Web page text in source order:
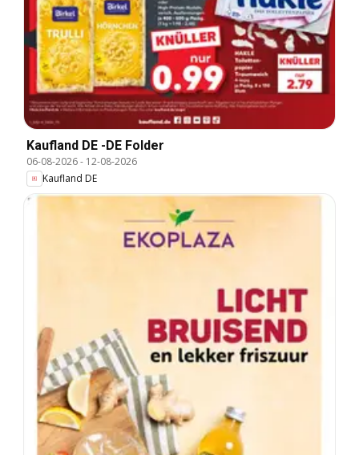
Kaufland DE -DE Folder
06-08-2026- 12-08-2026
Kaufland DE